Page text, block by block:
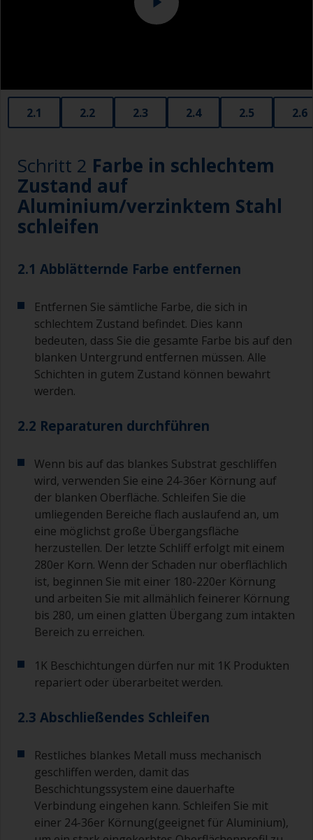
2.1 2.2 2.3 2.4 2.5 2.6
Schritt 2 Farbe in schlechtem
Zustand auf
Aluminium/verzinktem Stahl
schleifen
2.1 Abblätternde Farbe entfernen
Entfernen Sie sämtliche Farbe, die sich in
schlechtem Zustand befindet. Dies kann
bedeuten, dass Sie die gesamte Farbe bis auf den
blanken Untergrund entfernen müssen. Alle
Schichten in gutem Zustand können bewahrt
werden.
2.2 Reparaturen durchführen
Wenn bis auf das blankes Substrat geschliffen
wird, verwenden Sie eine 24-36er Körnung auf
der blanken Oberfläche. Schleifen Sie die
umliegenden Bereiche flach auslaufend an, um
eine möglichst große Übergangsfläche
herzustellen. Der letzte Schliff erfolgt mit einem
280er Korn. Wenn der Schaden nur oberflächlich
ist, beginnen Sie mit einer 180-220er Körnung
und arbeiten Sie mit allmählich feinerer Körnung
bis 280, um einen glatten Übergang zum intakten
Bereich zu erreichen.
1K Beschichtungen dürfen nur mit 1K Produkten
repariert oder überarbeitet werden.
2.3 Abschließendes Schleifen
Restliches blankes Metall muss mechanisch
geschliffen werden, damit das
Beschichtungssystem eine dauerhafte
Verbindung eingehen kann. Schleifen Sie mit
einer 24-36er Körnung(geeignet für Aluminium),